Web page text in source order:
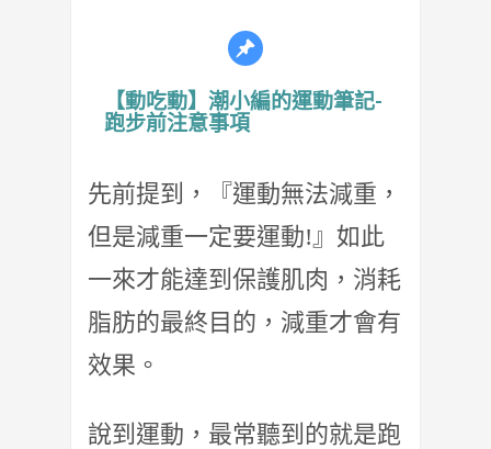
【動吃動】潮小編的運動筆記-
跑步前注意事項
先前提到，『運動無法減重，
但是減重一定要運動!』如此
一來才能達到保護肌肉，消耗
脂肪的最終目的，減重才會有
效果。
說到運動，最常聽到的就是跑